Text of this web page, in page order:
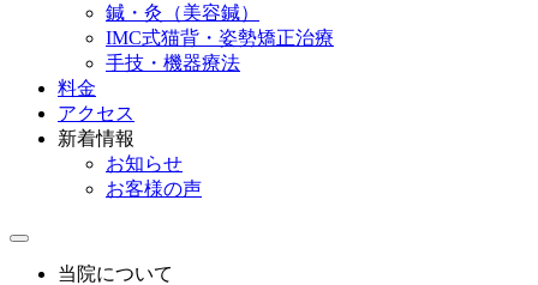
鍼・灸（美容鍼）
IMC式猫背・姿勢矯正治療
手技・機器療法
料金
アクセス
新着情報
お知らせ
お客様の声
当院について